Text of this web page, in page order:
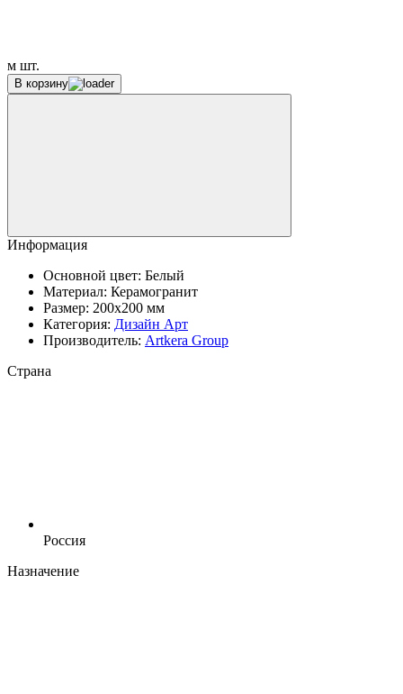
м шт.
В корзину
Информация
Основной цвет: Белый
Материал: Керамогранит
Размер: 200x200 мм
Категория: Дизайн Арт
Производитель: Artkera Group
Страна
Россия
Назначение